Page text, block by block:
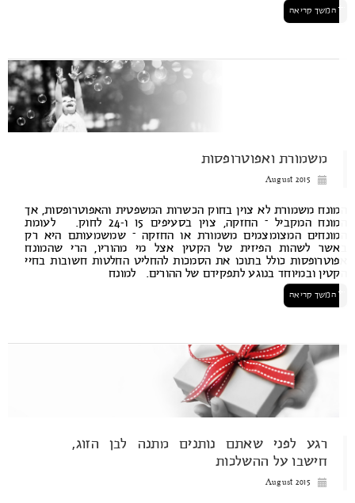
המשך קריאה
משמורת ואפוטרופסות
August 2015
משמורת לא צוין בחוק הכשרות המשפטית והאפוטרופסות, אך
המונח המקביל – החזקה, צוין בסעיפים 15 ו-24 לחוק. לעומת
המצומצמים משמורת או החזקה – שמשמעותם היא רק
לשהות הפיזית של הקטין אצל מי מהוריו, הרי שהמונח
כולל בתוכו את הסמכות להחליט החלטות חשובות בחיי
ובמיוחד בנוגע לתפקידם של ההורים. למונח
המשך קריאה
רגע לפני שאתם נותנים מתנה לבן הזוג,
חישבו על ההשלכות
August 2015